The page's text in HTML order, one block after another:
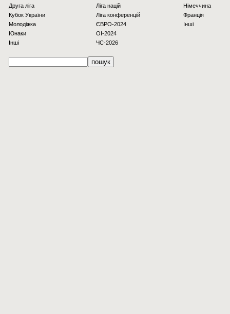
Друга ліга
Кубок України
Молодіжка
Юнаки
Інші
Ліга націй
Ліга конференцій
ЄВРО-2024
OI-2024
ЧС-2026
Німеччина
Франція
Інші